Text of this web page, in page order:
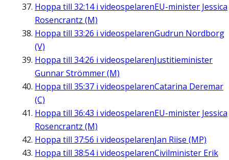
Hoppa till 32:14i videospelarenEU-minister Jessica
Rosencrantz (M)
Hoppa till 33:26 i videospelarenGudrun Nordborg
(V)
Hoppa till 34:26 i videospelarenJustitieminister
Gunnar Strömmer (M)
Hoppa till 35:37 i videospelarenCatarina Deremar
(C)
Hoppa till 36:43 i videospelarenEU-minister Jessica
Rosencrantz (M)
Hoppa till 37:56 i videospelarenJan Riise (MP)
Hoppa till 38:54i videospelarenCivilminister Erik